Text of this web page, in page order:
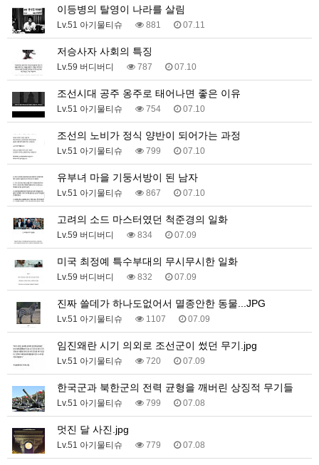
이등병의 탈영이 나라를 살림
Lv.51 아기물티슈 881 07.11
저승사자 사회의 특징
Lv.59 버디버디 787 07.10
조선시대 공주 옹주로 태어나면 좋은 이유
Lv.51 아기물티슈 754 07.10
조선의 노비가 정식 양반이 되어가는 과정
Lv.51 아기물티슈 799 07.10
유부녀 마을 기둥서방이 된 남자
Lv.51 아기물티슈 867 07.10
고려의 소드 마스터였던 척준경의 일화
Lv.59 버디버디 834 07.09
미국 최정예 특수부대의 무시무시한 일화
Lv.59 버디버디 832 07.09
진짜 쓸데가 하나도없어서 멸종안한 동물...JPG
Lv.51 아기물티슈 1107 07.09
임진왜란 시기 의외로 조선군이 썼던 무기.jpg
Lv.51 아기물티슈 720 07.09
한국군과 북한군의 전력 균형을 깨버린 상징적 무기들
Lv.51 아기물티슈 799 07.08
멋진 달 사진.jpg
Lv.51 아기물티슈 779 07.08